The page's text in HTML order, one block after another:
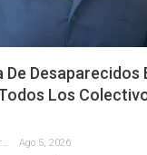
De Desaparecidos
Los
Redaccion La Pancarta De Quintana Roo Ago 5, 2026